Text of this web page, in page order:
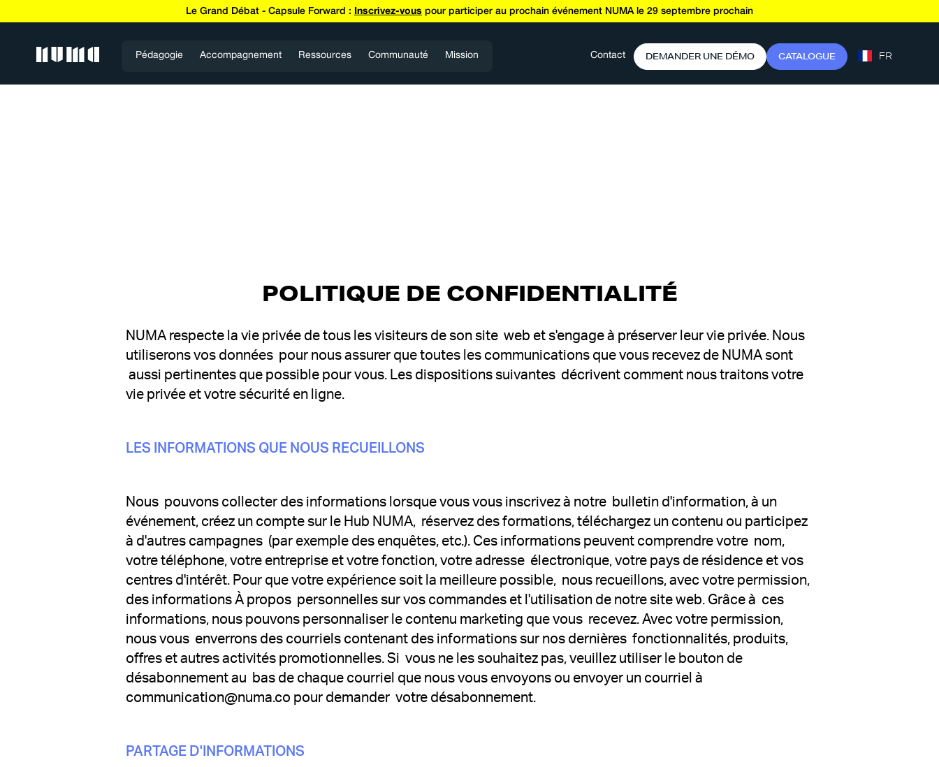
Le Grand Débat - Capsule Forward : Inscrivez-vous pour participer au prochain événement NUMA le 29 septembre prochain
Pédagogie Accompagnement Ressources Communauté Mission Contact DEMANDER UNE DÉMO CATALOGUE FR
POLITIQUE DE CONFIDENTIALITÉ
NUMA respecte la vie privée de tous les visiteurs de son site web et s'engage à préserver leur vie privée. Nous
utiliserons vos données pour nous assurer que toutes les communications que vous recevez de NUMA sont
aussi pertinentes que possible pour vous. Les dispositions suivantes décrivent comment nous traitons votre
vie privée et votre sécurité en ligne.
LES INFORMATIONS QUE NOUS RECUEILLONS
Nous pouvons collecter des informations lorsque vous vous inscrivez à notre bulletin d'information, à un
événement, créez un compte sur le Hub NUMA, réservez des formations, téléchargez un contenu ou participez
à d'autres campagnes (par exemple des enquêtes, etc.). Ces informations peuvent comprendre votre nom,
votre téléphone, votre entreprise et votre fonction, votre adresse électronique, votre pays de résidence et vos
centres d'intérêt. Pour que votre expérience soit la meilleure possible, nous recueillons, avec votre permission,
des informations À propos personnelles sur vos commandes et l'utilisation de notre site web. Grâce à ces
informations, nous pouvons personnaliser le contenu marketing que vous recevez. Avec votre permission,
nous vous enverrons des courriels contenant des informations sur nos dernières fonctionnalités, produits,
offres et autres activités promotionnelles. Si vous ne les souhaitez pas, veuillez utiliser le bouton de
désabonnement au bas de chaque courriel que nous vous envoyons ou envoyer un courriel à
communication@numa.co pour demander votre désabonnement.
PARTAGE D'INFORMATIONS